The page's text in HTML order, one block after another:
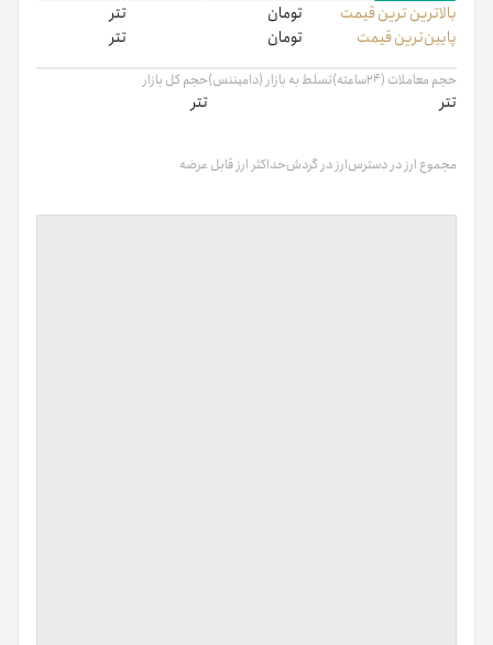
بالاترین ‌ترین قیمت تومان
تتر
پایین‌ترین قیمت
تومان تتر
حجم معاملات (۲۴ساعته)
تتر
تسلط به بازار (دامیننس)حجم کل بازار
تتر
مجموع ارز در دسترسارز در گردشحداکثر ارز قابل عرضه